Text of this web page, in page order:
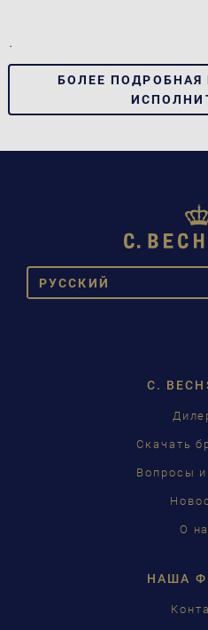
.
БОЛЕЕ
PУССКИЙ
C.
Скачать
Вопросы
О
НАША